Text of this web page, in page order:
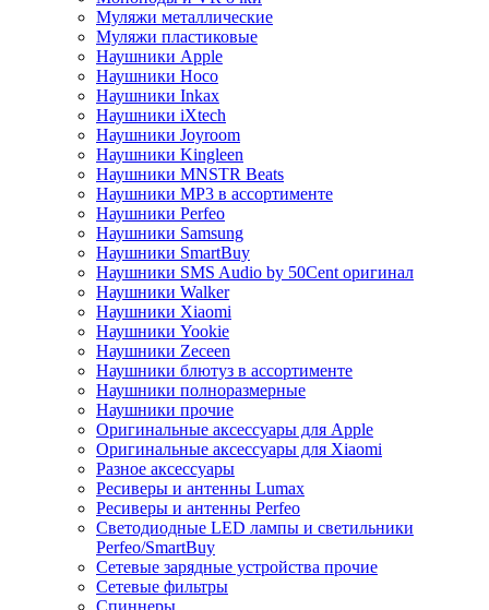
Муляжи металлические
Муляжи пластиковые
Наушники Apple
Наушники Hoco
Наушники Inkax
Наушники iXtech
Наушники Joyroom
Наушники Kingleen
Наушники MNSTR Beats
Наушники MP3 в ассортименте
Наушники Perfeo
Наушники Samsung
Наушники SmartBuy
Наушники SMS Audio by 50Cent оригинал
Наушники Walker
Наушники Xiaomi
Наушники Yookie
Наушники Zeceen
Наушники блютуз в ассортименте
Наушники полноразмерные
Наушники прочие
Оригинальные аксессуары для Apple
Оригинальные аксессуары для Xiaomi
Разное аксессуары
Ресиверы и антенны Lumax
Ресиверы и антенны Perfeo
Светодиодные LED лампы и светильники
Perfeo/SmartBuy
Сетевые зарядные устройства прочие
Сетевые фильтры
Спиннеры